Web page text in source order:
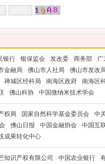
银行 银保监会 发改委 商务部
广
金融局 佛山市人社局
佛山市发改
禅城区经科局 南海区政府
南海区
佛山科协 中国微纳米技术学会
权局 国家自然科学基金委员会
中
佛山日报 中国金融协会
中国互
成果转化中心
知识产权有限公司 中国农业银行